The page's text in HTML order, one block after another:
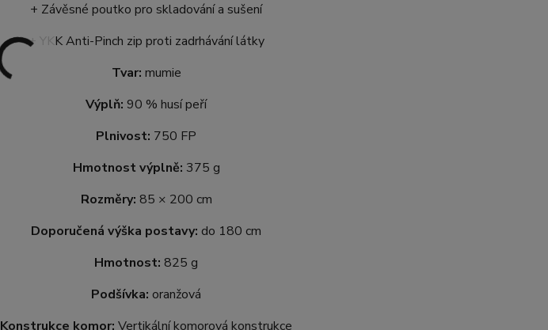
+ Závěsné poutko pro skladování a sušení
+ YKK Anti-Pinch zip proti zadrhávání látky
Tvar: mumie
Výplň: 90 % husí peří
Plnivost: 750 FP
Hmotnost výplně: 375 g
Rozměry: 85 × 200 cm
Doporučená výška postavy: do 180 cm
Hmotnost: 825 g
Podšívka: oranžová
Konstrukce komor: Vertikální komorová konstrukce